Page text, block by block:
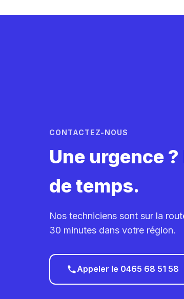
CONTACTEZ-NOUS
Une urgence
de temps.
Nos techniciens sont sur la
30 minutes dans votre région.
Appeler le 0465 68 51 58